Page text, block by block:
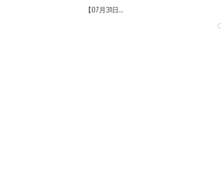
【07月31日...